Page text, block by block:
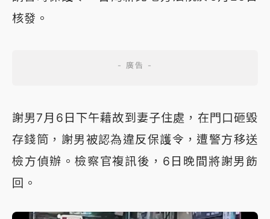
核發。
謝男7月6日下午藉故到妻子住處，在門口砸毀
存錢筒，謝男被認為違反保護令，遭警方移送
檢方偵辦。檢察官複訊後，6日晚間將謝男飭
回。